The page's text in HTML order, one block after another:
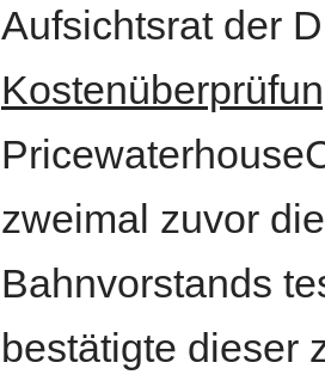
Aufsichtsrat der
zweimal zuvor
Bahnvorstands
bestätigte dieser